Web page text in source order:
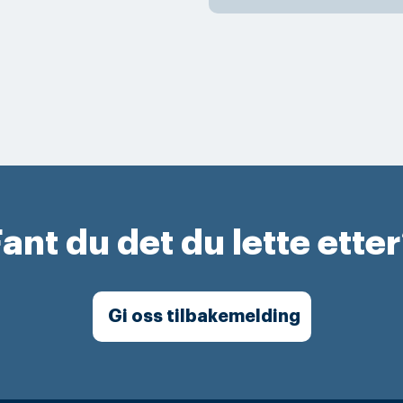
du det du lette
Gi oss tilbakemelding